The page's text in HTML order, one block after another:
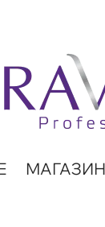
МАГАЗИН